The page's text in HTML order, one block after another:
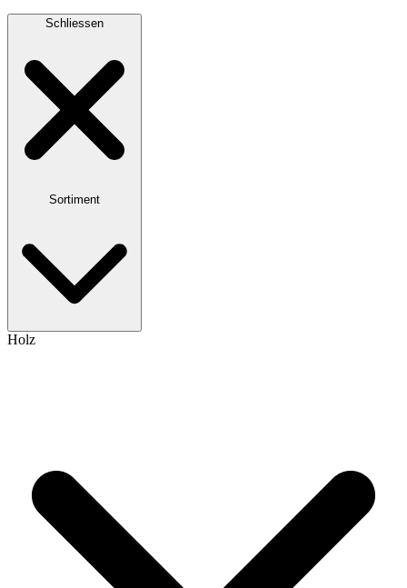
Schliessen
Sortiment
Holz